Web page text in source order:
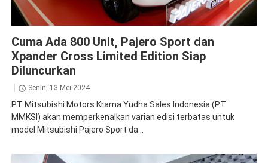
Cuma Ada 800 Unit, Pajero Sport dan
Xpander Cross Limited Edition Siap
Diluncurkan
Senin, 13 Mei 2024
PT Mitsubishi Motors Krama Yudha Sales Indonesia (PT
MMKSI) akan memperkenalkan varian edisi terbatas untuk
model Mitsubishi Pajero Sport da...